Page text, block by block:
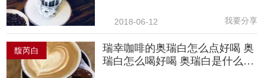
2018-06-12 我要分享
馥芮白
瑞幸咖啡的奥瑞白怎么点好喝 奥
瑞白怎么喝好喝 奥瑞白是什么咖